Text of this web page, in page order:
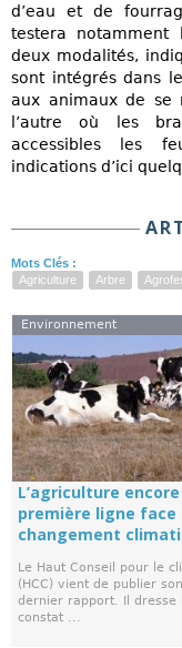
d’eau et de
testera notamment
deux modalités,
sont intégrés dans
aux animaux de se
l’autre où les
accessibles les
indications d’ici
Mots Clés :
Agriculture
Arbre
Environnement
L’agriculture
première ligne face
changement
Le Haut Conseil pour le
(HCC) vient de publier son
dernier rapport. Il dresse
constat ...